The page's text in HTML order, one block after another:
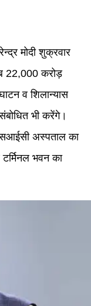
मोदी शुक्रवार
22,000 करोड़
व शिलान्यास
भी करेंगे।
अस्पताल का
भवन का